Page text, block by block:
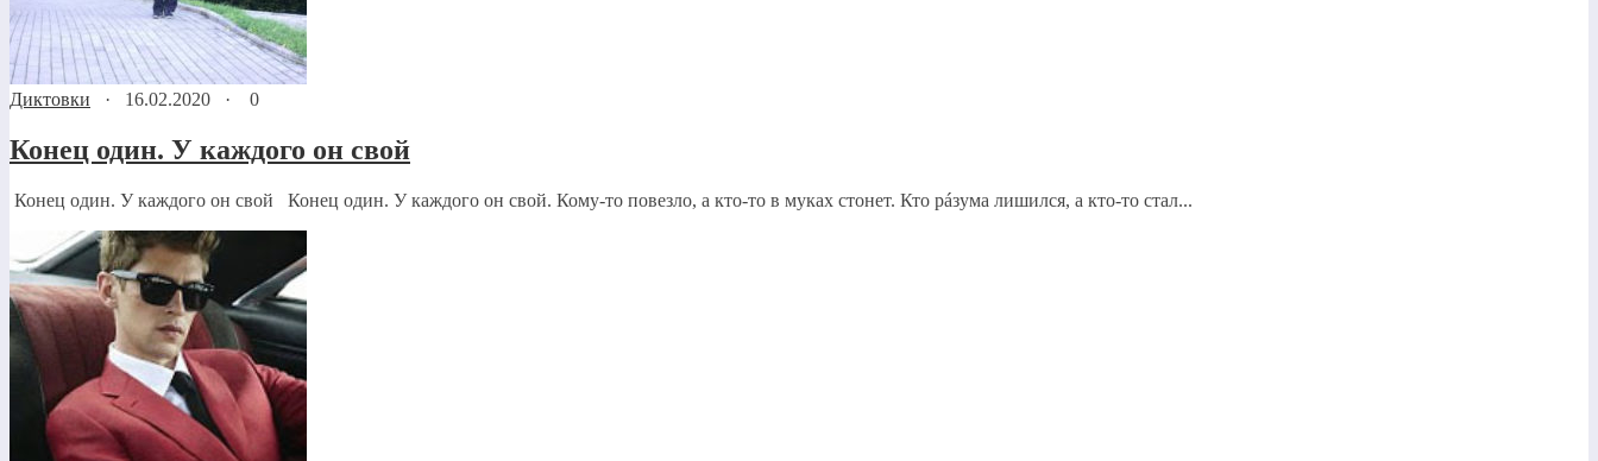
Диктовки · 16.02.2020 · 0
Конец один. У каждого он свой
Конец один. У каждого он свой Конец один. У каждого он свой. Кому-то повезло, а кто-то в муках стонет. Кто рáзума лишился, а кто-то стал...